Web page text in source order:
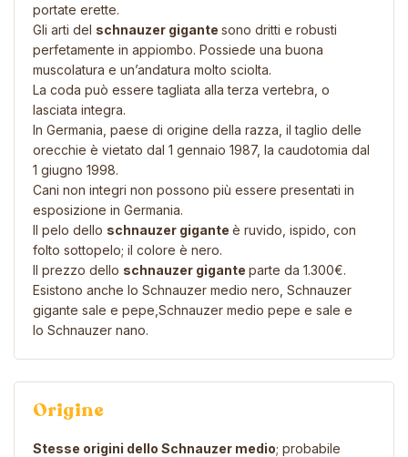
portate erette.
Gli arti del schnauzer gigante sono dritti e robusti
perfetamente in appiombo. Possiede una buona
muscolatura e un’andatura molto sciolta.
La coda può essere tagliata alla terza vertebra, o
lasciata integra.
In Germania, paese di origine della razza, il taglio delle
orecchie è vietato dal 1 gennaio 1987, la caudotomia dal
1 giugno 1998.
Cani non integri non possono più essere presentati in
esposizione in Germania.
Il pelo dello schnauzer gigante è ruvido, ispido, con
folto sottopelo; il colore è nero.
Il prezzo dello schnauzer gigante parte da 1.300€.
Esistono anche lo Schnauzer medio nero Schnauzer
gigante sale e pepe Schnauzer medio pepe e sale e
lo Schnauzer nano.
Origine
Stesse origini dello Schnauzer medio; probabile